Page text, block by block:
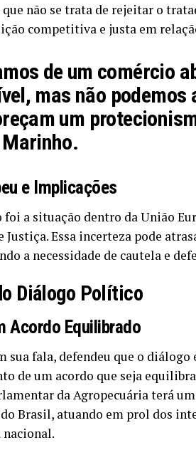
não se trata de rejeitar o
competitiva e justa em
de um comércio
mas não
um
e Implicações
a situação dentro da União
Justiça. Essa incerteza pode
a necessidade de cautela e
Diálogo Político
Acordo Equilibrado
sua fala, defendeu que o
de um acordo que seja
da Agropecuária terá
Brasil, atuando em prol dos